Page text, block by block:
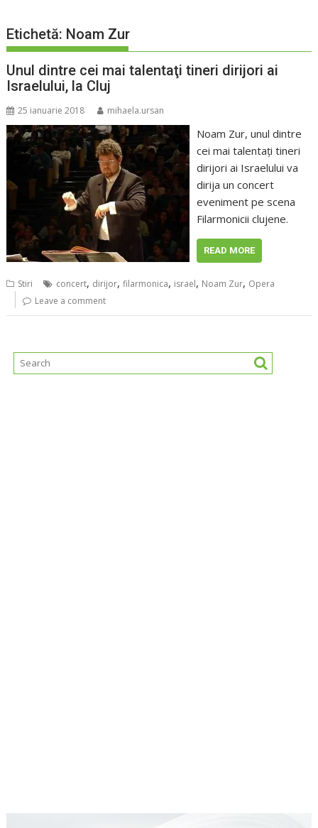
Etichetă: Noam Zur
Unul dintre cei mai talentaţi tineri dirijori ai
Israelului, la Cluj
25 ianuarie 2018 mihaela.ursan
Noam Zur, unul dintre
cei mai talentaţi tineri
dirijori ai Israelului va
dirija un concert
eveniment pe scena
Filarmonicii clujene.
READ MORE
Stiri concert, dirijor,filarmonica, israel, Noam Zur, Opera
Leave a comment